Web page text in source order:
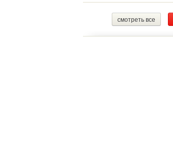
смотреть все